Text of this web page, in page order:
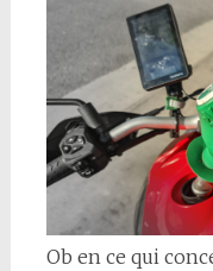
Ob en ce qui